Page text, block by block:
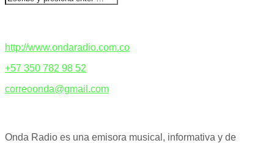
http://www.ondaradio.com.co
+57 350 782 98 52
correoonda@gmail.com
Onda Radio es una emisora musical, informativa y de